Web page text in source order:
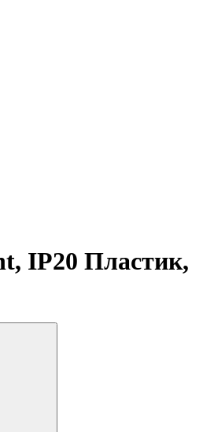
IP20 Пластик,